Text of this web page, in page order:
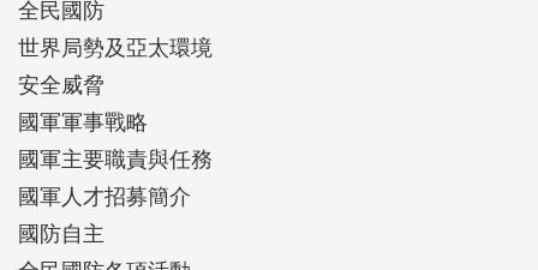
全民國防
世界局勢及亞太環境
安全威脅
國軍軍事戰略
國軍主要職責與任務
國軍人才招募簡介
國防自主